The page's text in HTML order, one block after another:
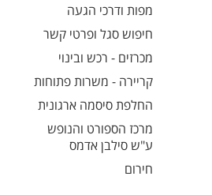
מפות ודרכי הגעה
חיפוש סגל ופרטי קשר
מכרזים - רכש ובינוי
קריירה - משרות פתוחות
החלפת סיסמה ארגונית
מרכז הספורט והנופש
ע"ש סילבן אדמס
חירום